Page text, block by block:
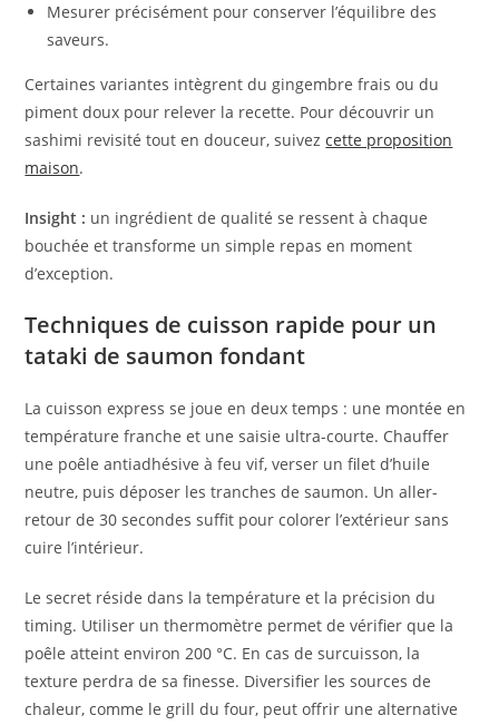
Mesurer précisément pour conserver l’équilibre des
saveurs.
Certaines variantes intègrent du gingembre frais ou du
piment doux pour relever la recette. Pour découvrir un
sashimi revisité tout en douceur, suivezcette proposition
maison.
Insight : un ingrédient de qualité se ressent à chaque
bouchée et transforme un simple repas en moment
d’exception.
Techniques de cuisson rapide pour un
tataki de saumon fondant
La cuisson express se joue en deux temps : une montée en
température franche et une saisie ultra-courte. Chauffer
une poêle antiadhésive à feu vif, verser un filet d’huile
neutre, puis déposer les tranches de saumon. Un aller-
retour de 30 secondes suffit pour colorer l’extérieur sans
cuire l’intérieur.
Le secret réside dans la température et la précision du
timing. Utiliser un thermomètre permet de vérifier que la
poêle atteint environ 200 °C. En cas de surcuisson, la
texture perdra de sa finesse. Diversifier les sources de
chaleur, comme le grill du four, peut offrir une alternative